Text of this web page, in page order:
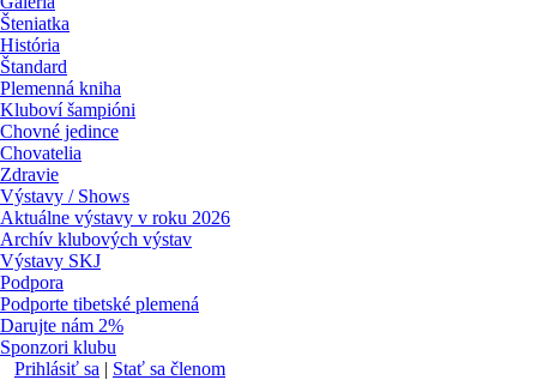
Šteniatka
História
Štandard
Plemenná kniha
Kluboví šampióni
Chovné jedince
Chovatelia
Zdravie
Výstavy / Shows
Aktuálne výstavy v roku 2026
Archív klubových výstav
Výstavy SKJ
Podpora
Podporte tibetské plemená
Darujte nám 2%
Sponzori klubu
Prihlásiť sa | Stať sa členom